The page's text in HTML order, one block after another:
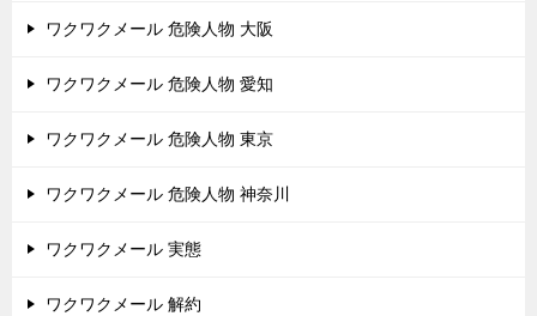
ワクワクメール 危険人物 大阪
ワクワクメール 危険人物 愛知
ワクワクメール 危険人物 東京
ワクワクメール 危険人物 神奈川
ワクワクメール 実態
ワクワクメール 解約